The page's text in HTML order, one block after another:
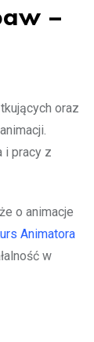
–
oraz
i pracy z
o animacje
Animatora
w